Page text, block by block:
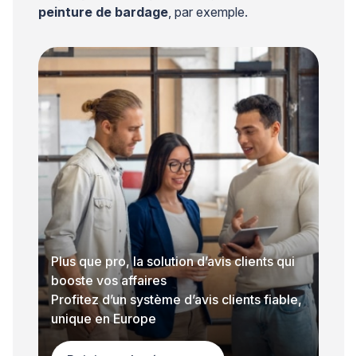
peinture de bardage , par exemple.
Plus que pro, la solution d’avis clients qui
booste vos affaires
Profitez d’un système d’avis clients fiable,
unique en Europe